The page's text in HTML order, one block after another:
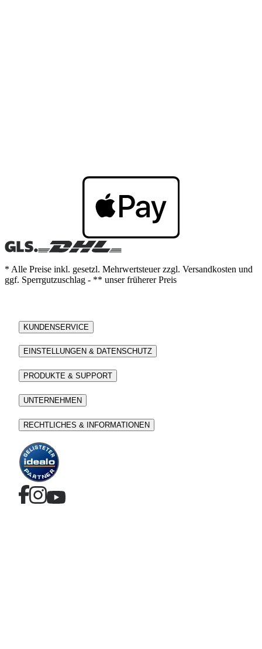
* Alle Preise inkl. gesetzl. Mehrwertsteuer zzgl. Versandkosten und
ggf. Sperrgutzuschlag - ** unser früherer Preis
KUNDENSERVICE
EINSTELLUNGEN & DATENSCHUTZ
PRODUKTE & SUPPORT
UNTERNEHMEN
RECHTLICHES & INFORMATIONEN